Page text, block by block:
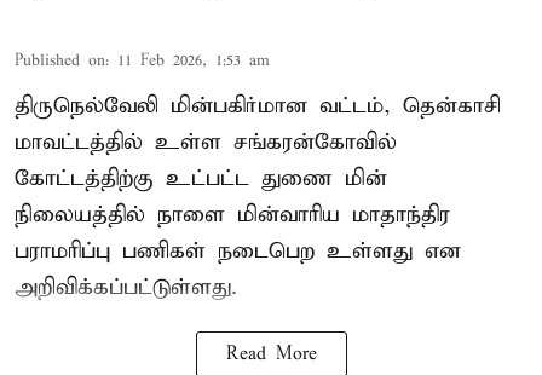
Published on: 11 Feb 2026, 1:53 am
திருநெல்வேலி மின்பகிர்மான வட்டம், தென்காசி
மாவட்டத்தில் உள்ள சங்கரன்கோவில்
கோட்டத்திற்கு உட்பட்ட துணை மின்
நிலையத்தில் நாளை மின்வாரிய மாதாந்திர
பராமரிப்பு பணிகள் நடைபெற உள்ளது என
அறிவிக்கப்பட்டுள்ளது.
Read More